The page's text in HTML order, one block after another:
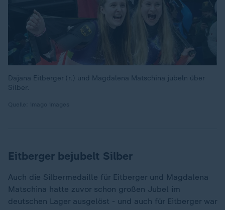
Dajana Eitberger (r.) und Magdalena Matschina jubeln über
Silber.
Eitberger bejubelt Silber
Auch die Silbermedaille für Eitberger und Magdalena
Matschina hatte zuvor schon großen Jubel im
deutschen Lager ausgelöst - und auch für Eitberger war